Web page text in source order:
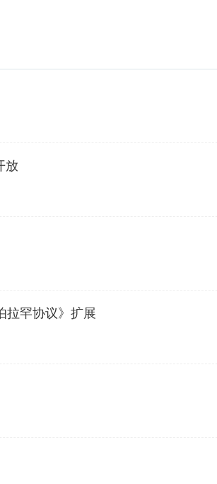
放
拉罕协议》扩展